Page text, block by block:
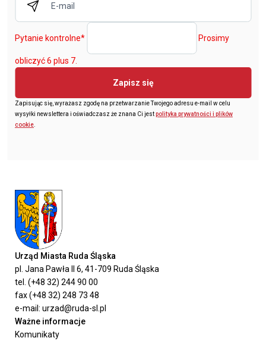
Pytanie kontrolne* Prosimy
obliczyć 6 plus 7.
Zapisz się
Zapisując się, wyrażasz zgodę na przetwarzanie Twojego adresu e-mail w celu
wysyłki newslettera i oświadczasz że znana Ci jestpolityka prywatności i plików
cookie
Urząd Miasta Ruda Śląska
pl. Jana Pawła II 6, 41-709 Ruda Śląska
tel. (+48 32) 244 90 00
fax (+48 32) 248 73 48
e-mail: urzad@ruda-sl.pl
Ważne informacje
Komunikaty